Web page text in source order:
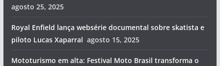
agosto 25, 2025
Royal Enfield lança websérie documental sobre skatista e
piloto Lucas Xaparral agosto 15, 2025
Mototurismo em alta: Festival Moto Brasil transforma o